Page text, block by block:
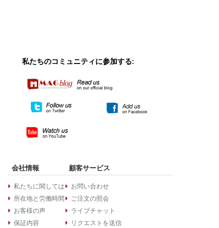
私たちのコミュニティに参加する:
会社情報
私たちに関しては
所在地と労働時間
お客様の声
保証内容
顧客サービス
お問い合わせ
ご注文の照会
ライブチャット
リクエストを送信